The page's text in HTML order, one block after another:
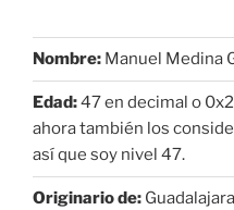
Nombre: Manuel Medina
Edad:47 en decimal o
ahora también los
así que soy nivel 47.
Originario de: